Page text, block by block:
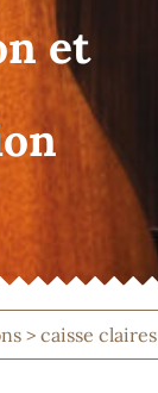
et
Percussions > caisse claires